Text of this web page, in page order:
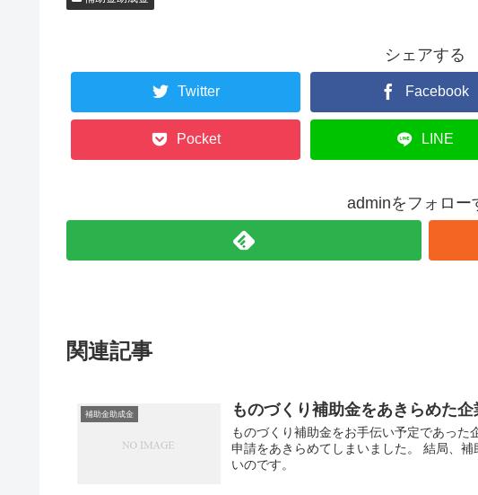
シェアする
Twitter Facebook
Pocket LINE
adminをフォロー
関連記事
補助金助成金 ものづくり補助金をあきらめた企
ものづくり補助金をお手伝い予定であっ
申請をあきらめてしまいました。 結局、
いのです。